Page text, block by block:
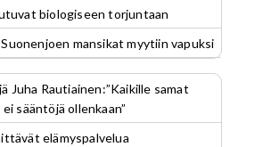
biologiseen torjuntaan
mansikat myytiin vapuksi
Juha Rautiainen:”Kaikille samat
sääntöjä ollenkaan”
elämyspalvelua